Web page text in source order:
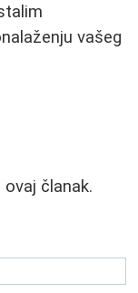
vašeg
članak.